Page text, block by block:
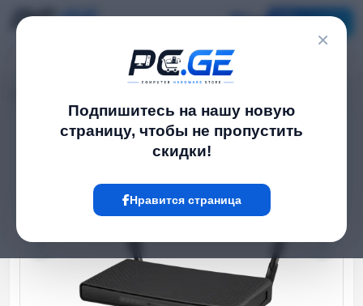
×
Подпишитесь на нашу новую
страницу, чтобы не пропустить
скидки!
Нравится страница
‹ ›